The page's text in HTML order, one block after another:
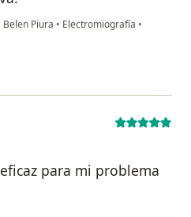
Piura • Electromiografía •
para mi problema